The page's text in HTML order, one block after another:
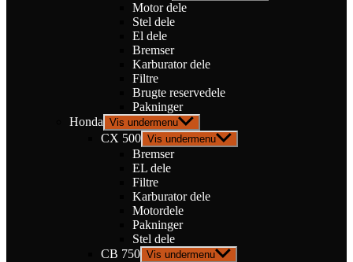
Motor dele
Stel dele
El dele
Bremser
Karburator dele
Filtre
Brugte reservedele
Pakninger
Honda Vis undermenu
CX 500 Vis undermenu
Bremser
EL dele
Filtre
Karburator dele
Motordele
Pakninger
Stel dele
CB 750 Vis undermenu